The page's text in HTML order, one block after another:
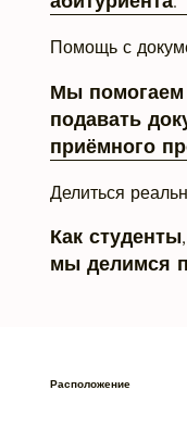
Помощь с
Мы помогаем
подавать
приёмного
Делиться
Как
мы делимся
Расположение